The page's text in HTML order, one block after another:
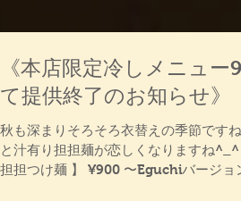
《本店限定冷しメニュー
て提供終了のお知らせ》
秋も深まりそろそろ衣替えの季節ですね！ 寒く
と汁有り担担麺が恋しくなりますね^_^
担担つけ麺 】 ¥900 〜Eguchiバージョン〜 麺：ほ